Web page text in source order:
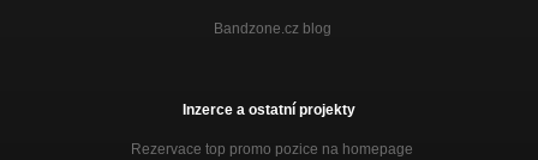
Bandzone.cz blog
Inzerce a ostatní projekty
Rezervace top promo pozice na homepage